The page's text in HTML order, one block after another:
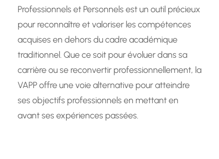
Professionnels et Personnels est un outil précieux
pour reconnaître et valoriser les compétences
acquises en dehors du cadre académique
traditionnel. Que ce soit pour évoluer dans sa
carrière ou se reconvertir professionnellement, la
VAPP offre une voie alternative pour atteindre
ses objectifs professionnels en mettant en
avant ses expériences passées.